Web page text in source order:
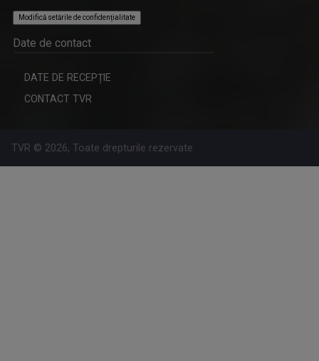
Modifică setările de confidențialitate
Date de contact
DATE DE RECEPȚIE
CONTACT TVR
TVR © 2026, Toate drepturile rezervate